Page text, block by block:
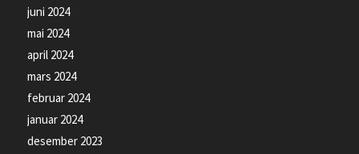
juni 2024
mai 2024
april 2024
mars 2024
februar 2024
januar 2024
desember 2023